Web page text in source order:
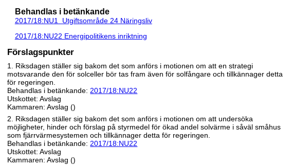
Behandlas i betänkande
2017/18:NU1 Utgiftsområde 24 Näringsliv
2017/18:NU22 Energipolitikens inriktning
Förslagspunkter
1. Riksdagen ställer sig bakom det som anförs i motionen om att en strategi
motsvarande den för solceller bör tas fram även för solfångare och tillkännager detta
för regeringen.
Behandlas i betänkande: 2017/18:NU22
Utskottet: Avslag
Kammaren: Avslag ()
2. Riksdagen ställer sig bakom det som anförs i motionen om att undersöka
möjligheter, hinder och förslag på styrmedel för ökad andel solvärme i såväl småhus
som fjärrvärmesystemen och tillkännager detta för regeringen.
Behandlas i betänkande: 2017/18:NU22
Utskottet: Avslag
Kammaren: Avslag ()